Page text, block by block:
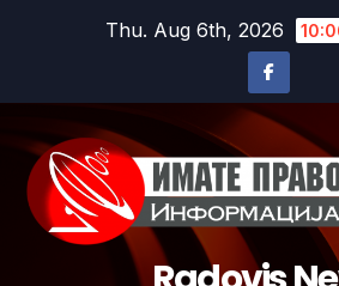
Thu. Aug 6th, 2026